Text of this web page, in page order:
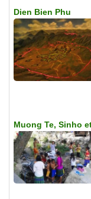
Dien Bien Phu
Muong Te, Sinho